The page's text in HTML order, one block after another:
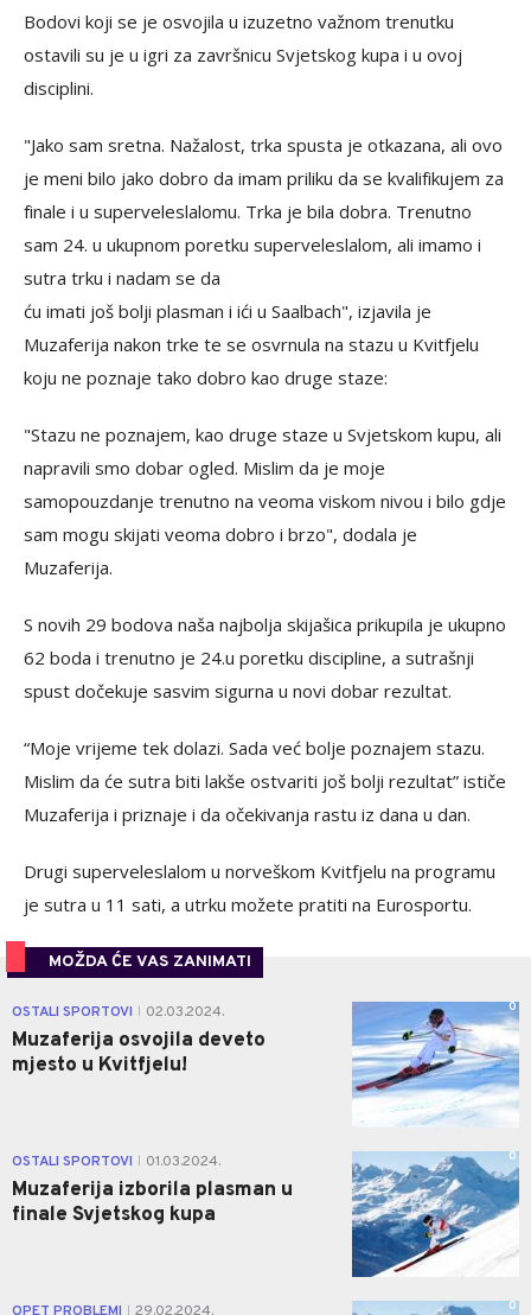
Bodovi koji se je osvojila u izuzetno važnom trenutku
ostavili su je u igri za završnicu Svjetskog kupa i u ovoj
disciplini.
"Jako sam sretna. Nažalost, trka spusta je otkazana, ali ovo
je meni bilo jako dobro da imam priliku da se kvalifikujem za
finale i u superveleslalomu. Trka je bila dobra. Trenutno
sam 24. u ukupnom poretku superveleslalom, ali imamo i
sutra trku i nadam se da
ću imati još bolji plasman i ići u Saalbach", izjavila je
Muzaferija nakon trke te se osvrnula na stazu u Kvitfjelu
koju ne poznaje tako dobro kao druge staze:
"Stazu ne poznajem, kao druge staze u Svjetskom kupu, ali
napravili smo dobar ogled. Mislim da je moje
samopouzdanje trenutno na veoma viskom nivou i bilo gdje
sam mogu skijati veoma dobro i brzo", dodala je
Muzaferija.
S novih 29 bodova naša najbolja skijašica prikupila je ukupno
62 boda i trenutno je 24.u poretku discipline, a sutrašnji
spust dočekuje sasvim sigurna u novi dobar rezultat.
“Moje vrijeme tek dolazi. Sada već bolje poznajem stazu.
Mislim da će sutra biti lakše ostvariti još bolji rezultat” ističe
Muzaferija i priznaje i da očekivanja rastu iz dana u dan.
Drugi superveleslalom u norveškom Kvitfjelu na programu
je sutra u 11 sati, a utrku možete pratiti na Eurosportu.
MOŽDA ĆE VAS ZANIMATI
OSTALI SPORTOVI 02.03.2024.
Muzaferija osvojila deveto
mjesto u Kvitfjelu!
0
OSTALI SPORTOVI 01.03.2024.
Muzaferija izborila plasman u
finale Svjetskog kupa
0
0